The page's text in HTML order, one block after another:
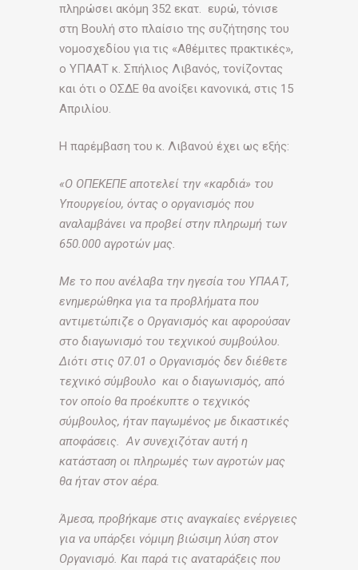
πληρώσει ακόμη 352 εκατ. ευρώ, τόνισε
στη Βουλή στο πλαίσιο της συζήτησης του
νομοσχεδίου για τις «Αθέμιτες πρακτικές»,
ο ΥΠΑΑΤ κ. Σπήλιος Λιβανός, τονίζοντας
και ότι ο ΟΣΔΕ θα ανοίξει κανονικά, στις 15
Απριλίου.
Η παρέμβαση του κ. Λιβανού έχει ως εξής:
«Ο ΟΠΕΚΕΠΕ αποτελεί την «καρδιά» του
Υπουργείου, όντας ο οργανισμός που
αναλαμβάνει να προβεί στην πληρωμή των
650.000 αγροτών μας.
Με το που ανέλαβα την ηγεσία του ΥΠΑΑΤ,
ενημερώθηκα για τα προβλήματα που
αντιμετώπιζε ο Οργανισμός και αφορούσαν
στο διαγωνισμό του τεχνικού συμβούλου.
Διότι στις 07.01 ο Οργανισμός δεν διέθετε
τεχνικό σύμβουλο και ο διαγωνισμός, από
τον οποίο θα προέκυπτε ο τεχνικός
σύμβουλος, ήταν παγωμένος με δικαστικές
αποφάσεις. Αν συνεχιζόταν αυτή η
κατάσταση οι πληρωμές των αγροτών μας
θα ήταν στον αέρα.
Άμεσα, προβήκαμε στις αναγκαίες ενέργειες
για να υπάρξει νόμιμη βιώσιμη λύση στον
Οργανισμό. Και παρά τις αναταράξεις που